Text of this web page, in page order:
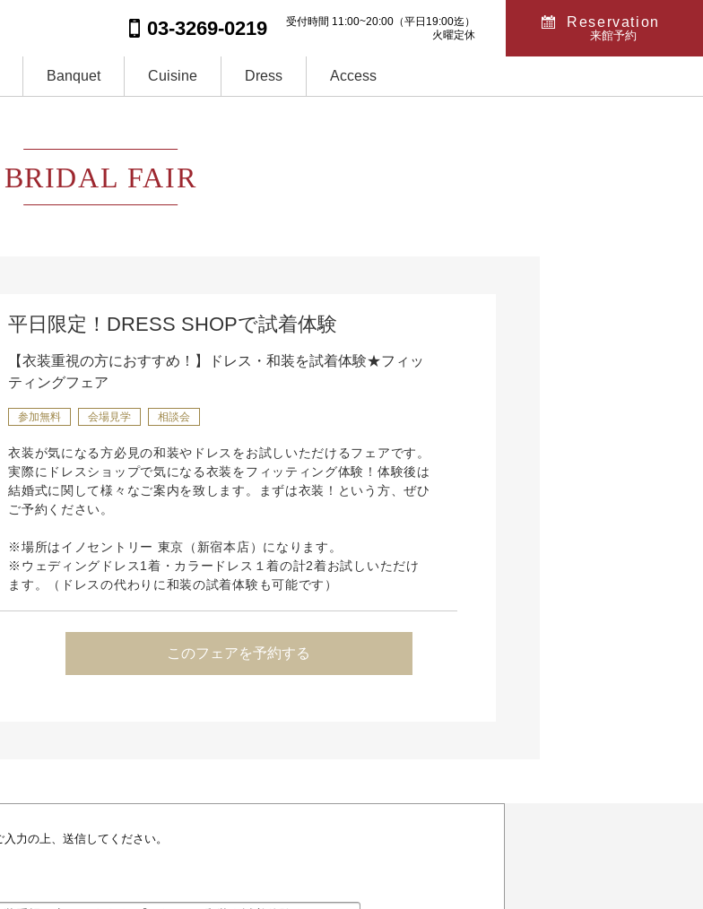
03-3269-0219 受付時間 11:00~20:00 （平日19:00迄）
火曜定休
Reservation
来館予約
Banquet Cuisine Dress Access
BRIDAL FAIR
平日限定！DRESS SHOPで試着体験
【衣装重視の方におすすめ！】ドレス・和装を試着体験★フィッ
ティングフェア
参加無料 会場見学 相談会
衣装が気になる方必見の和装やドレスをお試しいただけるフェアです。
実際にドレスショップで気になる衣装をフィッティング体験！体験後は
結婚式に関して様々なご案内を致します。まずは衣装！という方、ぜひ
ご予約ください。
※場所はイノセントリー 東京（新宿本店）になります。
※ウェディングドレス1着・カラードレス１着の計2着お試しいただけ
ます。（ドレスの代わりに和装の試着体験も可能です）
このフェアを予約する